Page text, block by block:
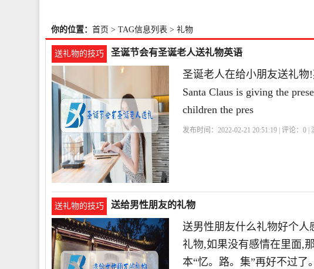
你的位置： 首页 > TAG信息列表 > 礼物
送礼物的技巧 圣诞节会有圣诞老人送礼物英语
圣诞老人在给小朋友送礼物
Santa Claus is giving the
children the pres
发布时间：2022-02-21 20:51:19 | 评论：0 |
送礼物的技巧 送给男性朋友的礼物
送男性朋友什么礼物好个
礼物,如果没有感情在里面,
本“忆。路。集”再好不过了